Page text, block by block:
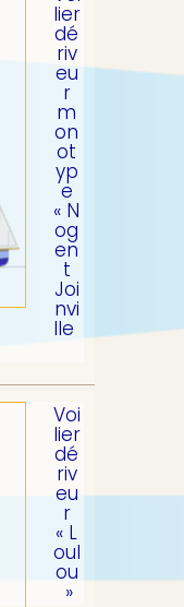
lier
dé
riv
eu
r
m
on
ot
yp
e
« N
og
en
t
Joi
nvi
lle
Voi
lier
dé
riv
eu
r
« L
oul
ou
»